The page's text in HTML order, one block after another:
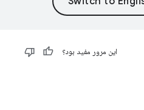
این مرور مفید بود؟